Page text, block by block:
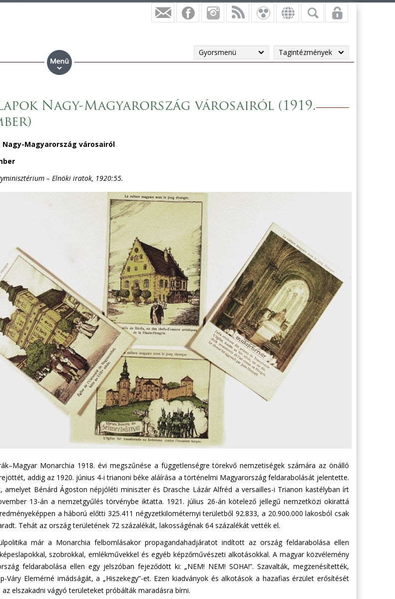
Gyorsmenü Tagintézmények
Nagy-Magyarország városairól (1919.
Nagy-Magyarország városairól
– Elnöki iratok, 1920:55.
Monarchia 1918. évi megszűnése a függetlenségre törekvő nemzetiségek számára az önálló
addig az 1920. június 4-i trianoni béke aláírása a történelmi Magyarország feldarabolását jelentette.
amelyet Bénárd Ágoston népjóléti miniszter és Drasche Lázár Alfréd a versailles-i Trianon kastélyban írt
13-án a nemzetgyűlés törvénybe iktatta. 1921. július 26-án kötelező jellegű nemzetközi okirattá
a háború előtti 325.411 négyzetkilométernyi területből92.833, a 20.900.000 lakosból csak
Tehát az ország területének 72 százalékát, lakosságénak 64 százalékát vették el.
már a Monarchia felbomlásakor propagandahadjáratot indított az ország feldarabolása ellen
szobrokkal, emlékművekkel és egyéb képzőművészeti alkotásokkal. A magyar közvélemény
feldarabolása ellen egy jelszóban fejeződött ki: „NEM! NEM! SOHA!”. Szavalták, megzenésítették,
Váry Elemérné imádságát, a „Hiszekegy”-et. Ezen kiadványok és alkotások a hazafias érzület erősítését
elszakadni vágyó területeket próbálták maradásra bírni.